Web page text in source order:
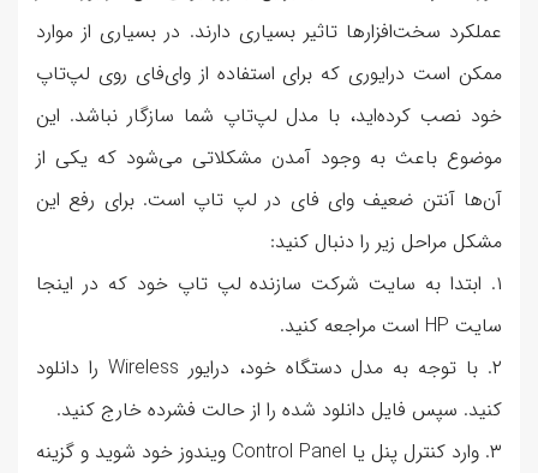
عملکرد سخت‌افزارها تاثیر بسیاری دارند. در بسیاری از موارد
ممکن است درایوری که برای استفاده از وای‌فای روی لپ‌تاپ
خود نصب کرده‌اید، با مدل لپ‌تاپ شما سازگار نباشد. این
موضوع باعث به وجود آمدن مشکلاتی می‌شود که یکی از
آن‌ها آنتن ضعیف وای فای در لپ تاپ است. برای رفع این
مشکل مراحل زیر را دنبال کنید:
۱. ابتدا به سایت شرکت سازنده لپ تاپ خود که در اینجا
سایت HP است مراجعه کنید.
۲. با توجه به مدل دستگاه خود، درایور Wireless را دانلود
کنید. سپس فایل دانلود شده را از حالت فشرده خارج کنید.
۳. وارد کنترل پنل یا Control Panel ویندوز خود شوید و گزینه